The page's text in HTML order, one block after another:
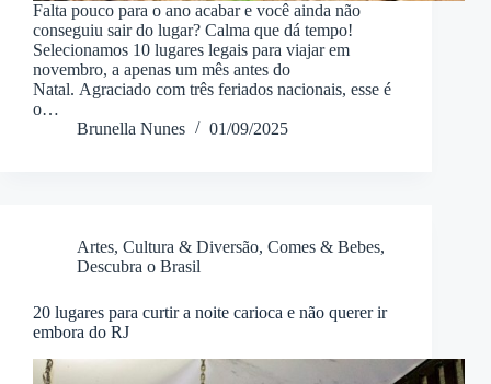
Falta pouco para o ano acabar e você ainda não
conseguiu sair do lugar? Calma que dá tempo!
Selecionamos 10 lugares legais para viajar em
novembro, a apenas um mês antes do
Natal. Agraciado com três feriados nacionais, esse é
o…
Brunella Nunes
01/09/2025
Artes, Cultura & Diversão, Comes & Bebes,
Descubra o Brasil
20 lugares para curtir a noite carioca e não querer ir
embora do RJ